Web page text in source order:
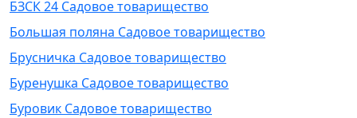
БЗСК 24 Садовое товарищество
Большая поляна Садовое товарищество
Брусничка Садовое товарищество
Буренушка Садовое товарищество
Буровик Садовое товарищество